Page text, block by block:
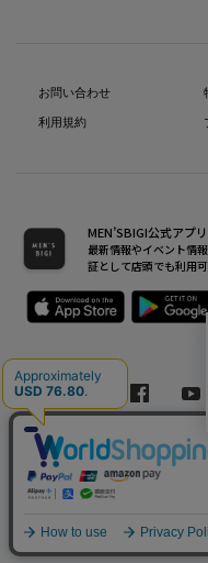
お問い合わせ
利用規約
MEN’SBIGI公式アプリ
最新情報やイベント情
証として店頭でも利用
Copyright(C) Bigi Co.,Ltd.All